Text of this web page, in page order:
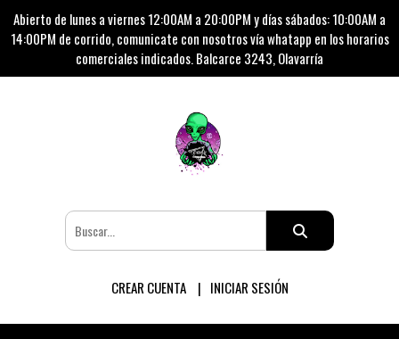
Abierto de lunes a viernes 12:00AM a 20:00PM y días sábados: 10:00AM a
14:00PM de corrido, comunicate con nosotros vía whatapp en los horarios
comerciales indicados. Balcarce 3243, Olavarría
CREAR CUENTA INICIAR SESIÓN